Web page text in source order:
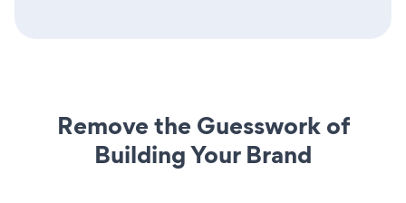
Remove the Guesswork of
Building Your Brand